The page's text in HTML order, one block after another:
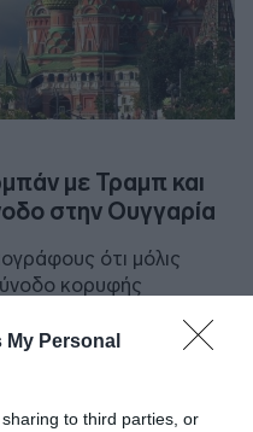
Personal
to third parties, or
με Τραμπ και
στην Ουγγαρία
ότι μόλις
κορυφής